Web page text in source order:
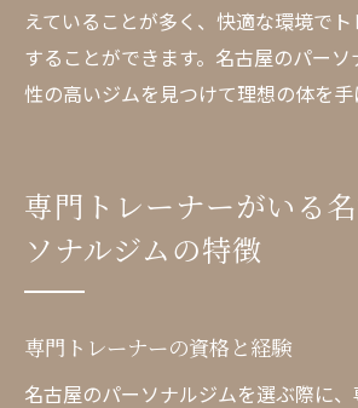
えていることが多く、快適な環境で
することができます。名古屋のパー
性の高いジムを見つけて理想の体を手
専門トレーナーがいる
ソナルジムの特徴
専門トレーナーの資格と経験
名古屋のパーソナルジムを選ぶ際に